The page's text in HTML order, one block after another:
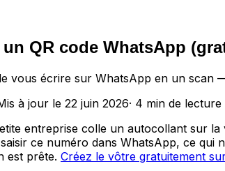
QR code WhatsApp
vous écrire sur WhatsApp en un
à jour le 22 juin 2026· 4 min de lecture
entreprise colle un autocollant sur
ce numéro dans WhatsApp, ce qui
est prête. Créez le vôtre gratuitement